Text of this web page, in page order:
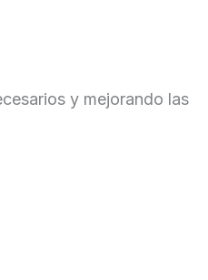
y mejorando las